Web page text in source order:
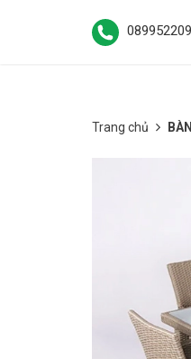
Trang chủ